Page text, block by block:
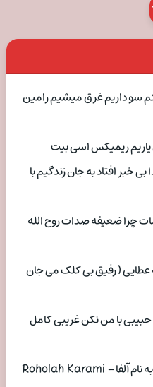
سو داریم غرق میشیم رامین
یاریم ریمیکس اسی بیت
خبر افتاد به جان زندگیم با
چرا ضعیفه صدات روح الله
عطایی ( رفیق بی کلک می جان
حبیبی با من نکن غریبی کامل
دانلود آهنگ جدید روح الله کرمی به نام آلفا Roholah Karami –